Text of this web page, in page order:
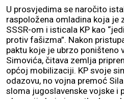
U prosvjedima se naročito
raspoložena omladina koja je
SSSR-om i isticala KP kao
protiv fašizma”. Nakon
paktu koje je ubrzo poništeno
Simovića, čitava zemlja
općoj mobilizaciji. KP svoje
odazovu, no vojna premoć
sloma jugoslavenske vojske i